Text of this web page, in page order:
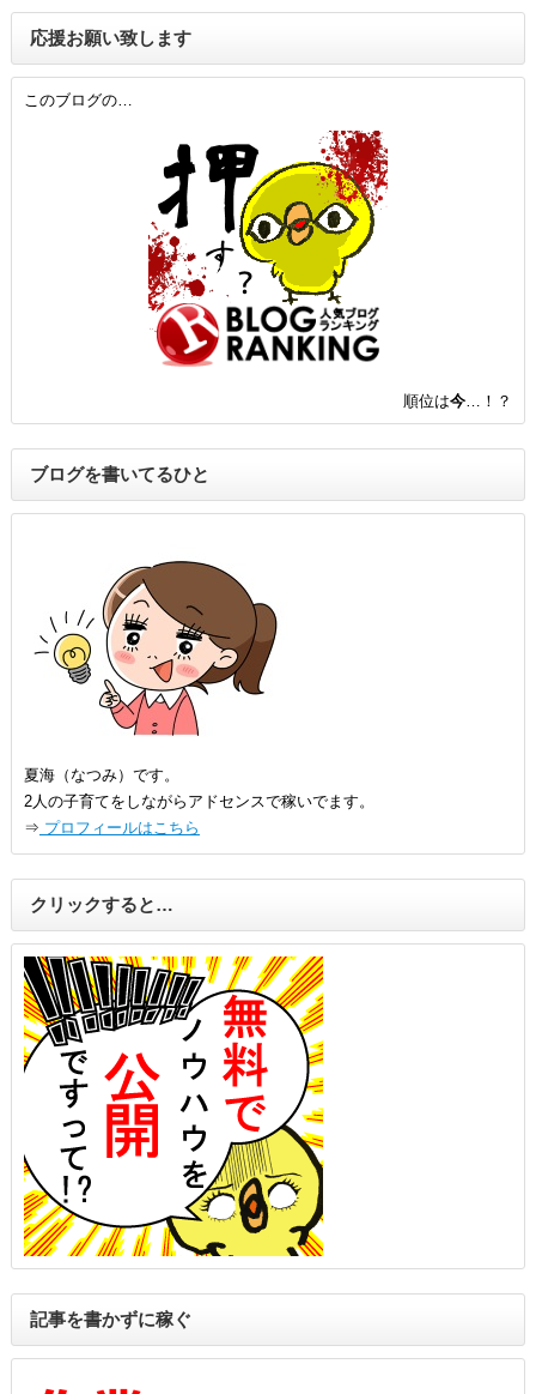
応援お願い致します
このブログの…
順位は今…！？
ブログを書いてるひと
夏海（なつみ）です。
2人の子育てをしながらアドセンスで稼いでます。
⇒ プロフィールはこちら
クリックすると…
記事を書かずに稼ぐ